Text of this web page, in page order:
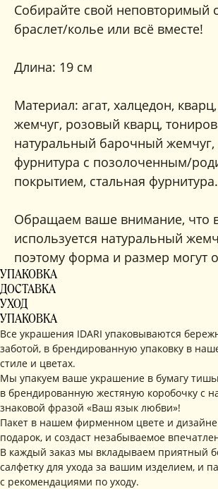
Собирайте свой неповторимый
браслет/колье или всё вместе!
Длина: 19 см
Материал: агат, халцедон,
жемчуг, розовый кварц,
натуральный барочный жемчуг,
фурнитура с позолоченным/
покрытием, стальная фурнитура.
Обращаем ваше внимание, что
используется натуральный
поэтому форма и размер могут
УПАКОВКА
ДОСТАВКА
УХОД
УПАКОВКА
Все украшения IDARI упаковываются
заботой, в брендированную упаковку в
стиле и цветах.
Мы упакуем ваше украшение в бумагу
в брендированную жестяную коробочку с
знаковой фразой «Ваш язык любви»!
Пакет в нашем фирменном цвете и
подарок, и создаст незабываемое
В каждый заказ мы вкладываем приятный
салфетку для ухода за вашим изделием, и
с рекомендациями по уходу.